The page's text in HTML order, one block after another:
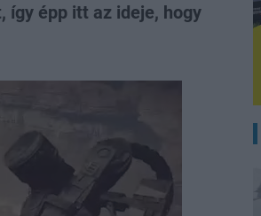
így épp itt az ideje, hogy